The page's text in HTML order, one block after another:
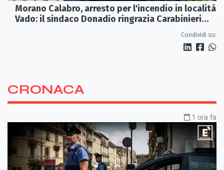
Morano Calabro, arresto per l'incendio in località
Vado: il sindaco Donadio ringrazia Carabinieri
Condividi su:
CRONACA
1 ora fa